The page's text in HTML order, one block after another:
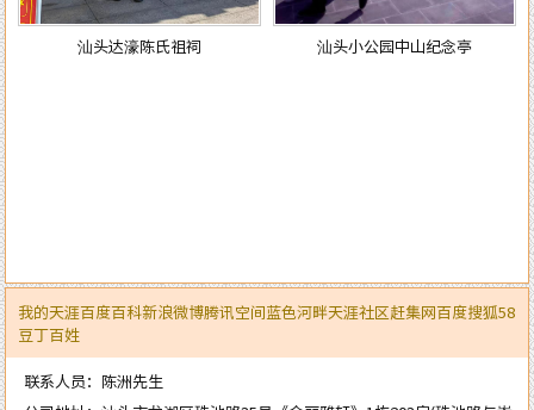
汕头达濠陈氏祖祠 汕头小公园中山纪念亭
我的天涯百度百科新浪微博腾讯空间蓝色河畔天涯社区赶集网百度搜狐58
豆丁百姓
联系人员：陈洲先生